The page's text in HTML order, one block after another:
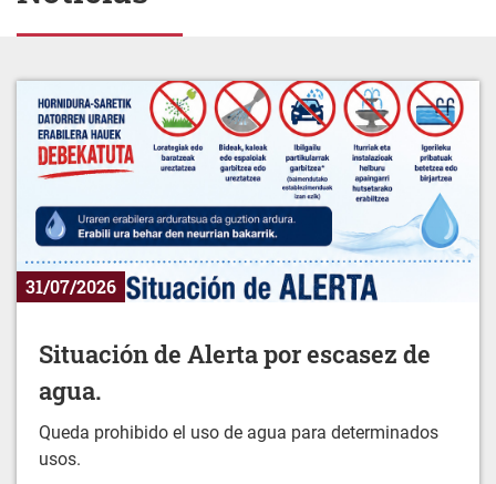
31/07/2026
Situación de Alerta por escasez de
Queda prohibido el uso de agua para determinados
usos.